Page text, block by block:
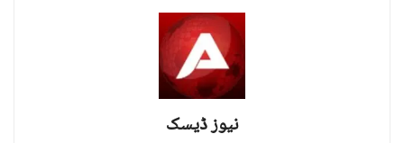
نیوز ڈیسک